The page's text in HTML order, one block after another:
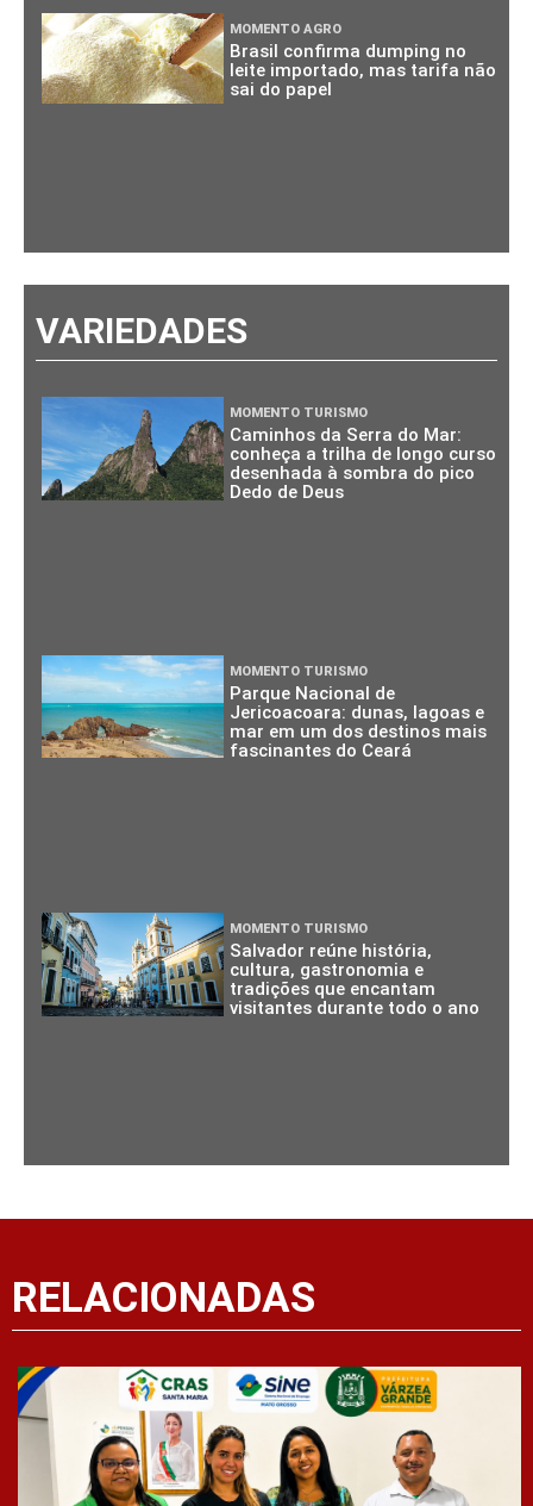
MOMENTO AGRO
Brasil confirma dumping no
leite importado, mas tarifa não
sai do papel
VARIEDADES
MOMENTO TURISMO
Caminhos da Serra do Mar:
conheça a trilha de longo curso
desenhada à sombra do pico
Dedo de Deus
MOMENTO TURISMO
Parque Nacional de
Jericoacoara: dunas, lagoas e
mar em um dos destinos mais
fascinantes do Ceará
MOMENTO TURISMO
Salvador reúne história,
cultura, gastronomia e
tradições que encantam
visitantes durante todo o ano
RELACIONADAS